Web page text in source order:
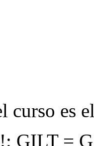
curso es
GILT =